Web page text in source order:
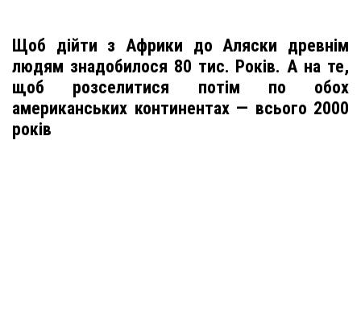
Щоб дійти з Африки до Аляски древнім
людям знадобилося 80 тис. Років. А на те,
щоб розселитися потім по обох
американських континентах — всього 2000
років